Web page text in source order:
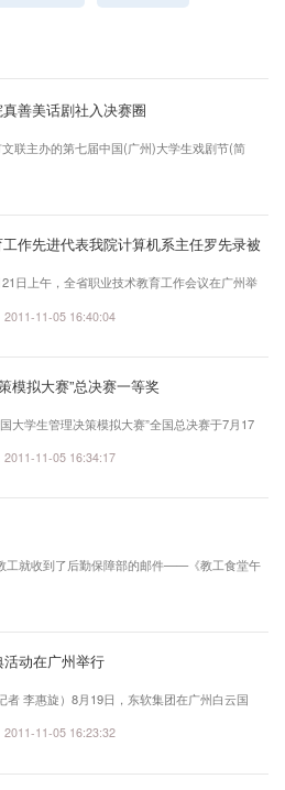
善美话剧社入决赛圈
联主办的第七届中国(广州)大学生戏剧节(简
名，是继上一届大戏节之后的又一次校园戏剧盛
、大学生剧社交流、穗港澳校园戏剧交流活动
作先进代表我院计算机系主任罗先录被
日上午，全省职业技术教育工作会议在广州举
中共中央政治局委员、省委书记汪洋，省长黄华
议是继去年全省教育工作会议之后的又一次教育
，我省职业技术教育实现了跨越发展，为实施
有这些，都离不开广...
2011-11-05 16:40:04
模拟大赛”总决赛一等奖
大学生管理决策模拟大赛”全国总决赛于7月17
庆工商大学举行。我院信管系“东软宏锐”团队
09工商黄超军）代表南方赛区参加了全国总决赛
总决赛，他...
2011-11-05 16:34:17
工就收到了后勤保障部的邮件——《教工食堂午
洁明亮的就餐区里，只见琳琅满目的数十种
...
动在广州举行
者 李惠旋）8月19日，东软集团在广州白云国
行了主题为“感恩 超越”的成立20周年庆典活
广东省教育厅副厅长李学明、广东东软学院院长
2011-11-05 16:23:32